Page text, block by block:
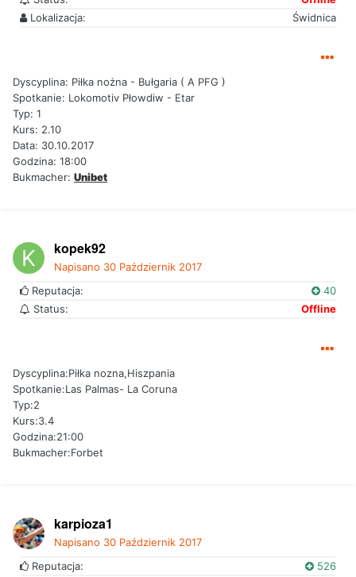
Lokalizacja:
Świdnica
Dyscyplina: Piłka nożna - Bułgaria ( A PFG )
Spotkanie: Lokomotiv Płowdiw - Etar
Typ: 1
Kurs: 2.10
Data: 30.10.2017
Godzina: 18:00
Bukmacher: Unibet
kopek92
Napisano 30 Październik 2017
Reputacja:
40
Status:
Offline
Dyscyplina:Piłka nozna,Hiszpania
Spotkanie:Las Palmas- La Coruna
Typ:2
Kurs:3.4
Godzina:21:00
Bukmacher:Forbet
karpioza1
Napisano 30 Październik 2017
Reputacja:
526